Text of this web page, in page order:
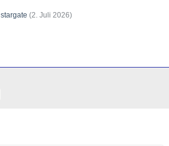
stargate (2. Juli 2026)